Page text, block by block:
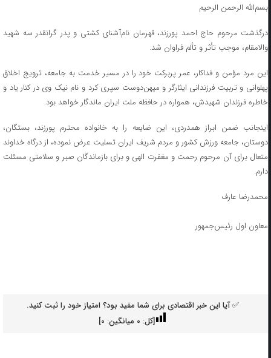
بسم‌الله الرحمن الرحیم
درگذشت مرحوم حاج احمد پورزند، قهرمان نام‌آشنای کشتی و پدر گرانقدر سه شهید
والامقام، موجب تأثر و تألم فراوان شد.
این مرد مؤمن و فداکار، عمر پربرکت خود را در مسیر خدمت به جامعه، ترویج اخلاق
پهلوانی و تربیت فرزندانی ایثارگر و میهن‌دوست سپری کرد و نام نیک وی در کنار یاد و
خاطره فرزندان شهیدش، همواره در حافظه ملت ایران ماندگار خواهد بود.
اینجانب ضمن ابراز همدردی، این ضایعه را به خانواده محترم پورزند، بستگان،
دوستان، جامعه ورزش کشور و مردم شریف ایران تسلیت عرض نموده، از درگاه خداوند
متعال برای آن مرحوم رحمت و مغفرت الهی و برای بازماندگان صبر و سلامتی مسئلت
دارم.
محمدرضا عارف
معاون اول رئیس‌جمهور
✅ آیا این خبر اقتصادی برای شما مفید بود؟ امتیاز خود را ثبت کنید.
[کل: 0میانگین: 0
]